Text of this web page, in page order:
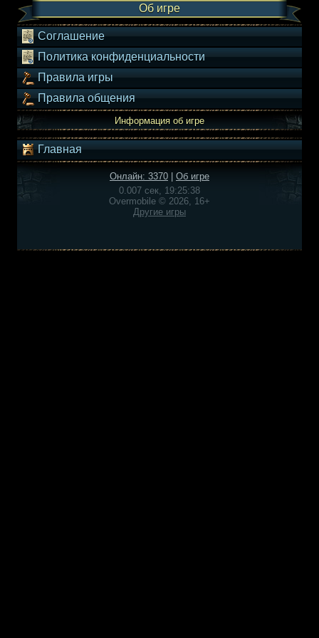
Об игре
Соглашение
Политика конфиденциальности
Правила игры
Правила общения
Информация об игре
Главная
Онлайн: 3370
Об игре
0.007 сек, 19:25:38
Overmobile © 2026, 16+
Другие игры